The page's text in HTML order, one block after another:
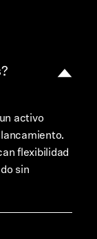
activo
flexibilidad
sin